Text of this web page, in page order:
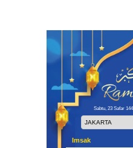
Sabtu, 23 Safar
Imsak